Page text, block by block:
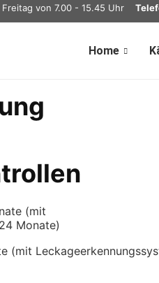
von 7.00 - 15.45 Uhr
Home
(mit
Monate)
(mit